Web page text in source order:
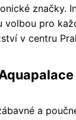
značky.
volbou pro
v centru
a